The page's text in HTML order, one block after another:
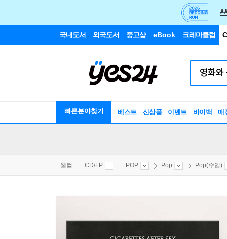
국내도서 외국도서 중고샵 eBook 크레마클럽
빠른분야찾기 베스트 신상품 이벤트 바이백 매
웰컴 CD/LP POP Pop Pop(수입)